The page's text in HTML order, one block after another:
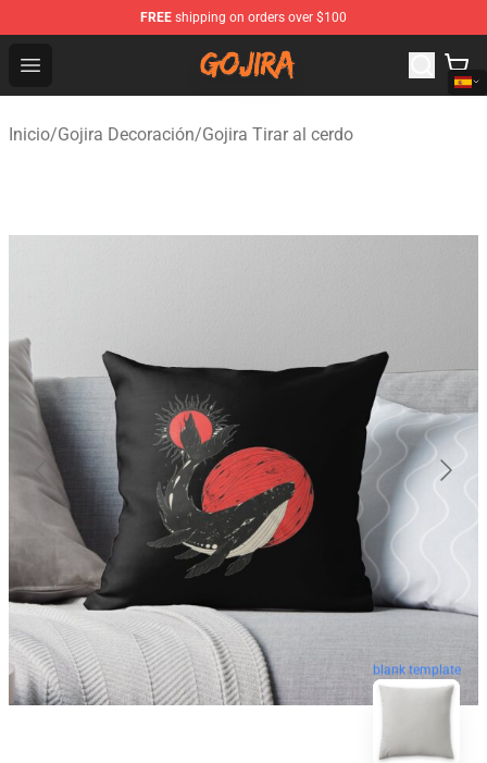
FREE shipping on orders over $100
Open menu
Gojira Shop - Official Gojira Merchandise Store
Inicio/Gojira Decoración/Gojira Tirar al cerdo
blank template